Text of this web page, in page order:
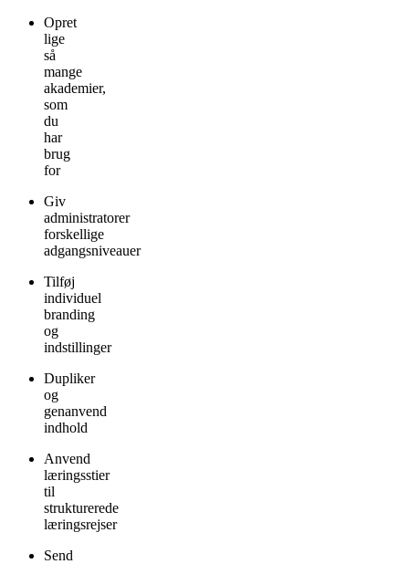
Opret
lige
så
mange
akademier,
som
du
har
brug
for
Giv
administratorer
forskellige
adgangsniveauer
Tilføj
individuel
branding
og
indstillinger
Dupliker
og
genanvend
indhold
Anvend
læringsstier
til
strukturerede
læringsrejser
Send